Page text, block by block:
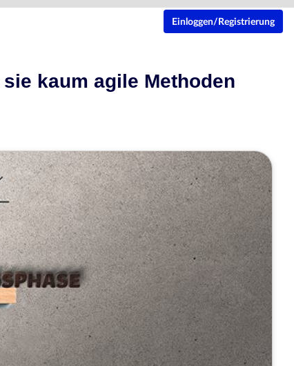
Einloggen/Registrierung
kaum agile Methoden